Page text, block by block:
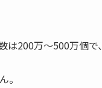
は200万〜500万個
。